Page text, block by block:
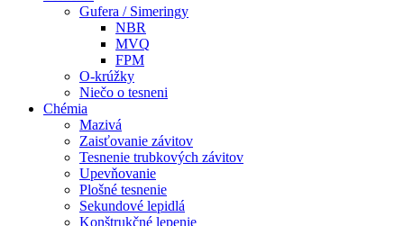
Gufera / Simeringy
NBR
MVQ
FPM
O-krúžky
Niečo o tesneni
Chémia
Mazivá
Zaisťovanie závitov
Tesnenie trubkových závitov
Upevňovanie
Plošné tesnenie
Sekundové lepidlá
Konštrukčné lepenie